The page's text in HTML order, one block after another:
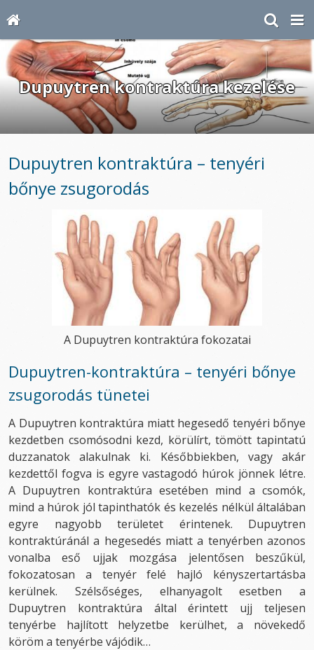
Dupuytren kontraktúra kezelése
Dupuytren kontraktúra – tenyéri
bőnye zsugorodás
A Dupuytren kontraktúra fokozatai
Dupuytren-kontraktúra – tenyéri bőnye
zsugorodás tünetei
A Dupuytren kontraktúra miatt hegesedő tenyéri bőnye
kezdetben csomósodni kezd, körülírt, tömött tapintatú
duzzanatok alakulnak ki. Későbbiekben, vagy akár
kezdettől fogva is egyre vastagodó húrok jönnek létre.
A Dupuytren kontraktúra esetében mind a csomók,
mind a húrok jól tapinthatók és kezelés nélkül általában
egyre nagyobb területet érintenek. Dupuytren
kontraktúránál a hegesedés miatt a tenyérben azonos
vonalba eső ujjak mozgása jelentősen beszűkül,
fokozatosan a tenyér felé hajló kényszertartásba
kerülnek. Szélsőséges, elhanyagolt esetben a
Dupuytren kontraktúra által érintett ujj teljesen
tenyérbe hajlított helyzetbe kerülhet, a növekedő
köröm a tenyérbe vájódik…